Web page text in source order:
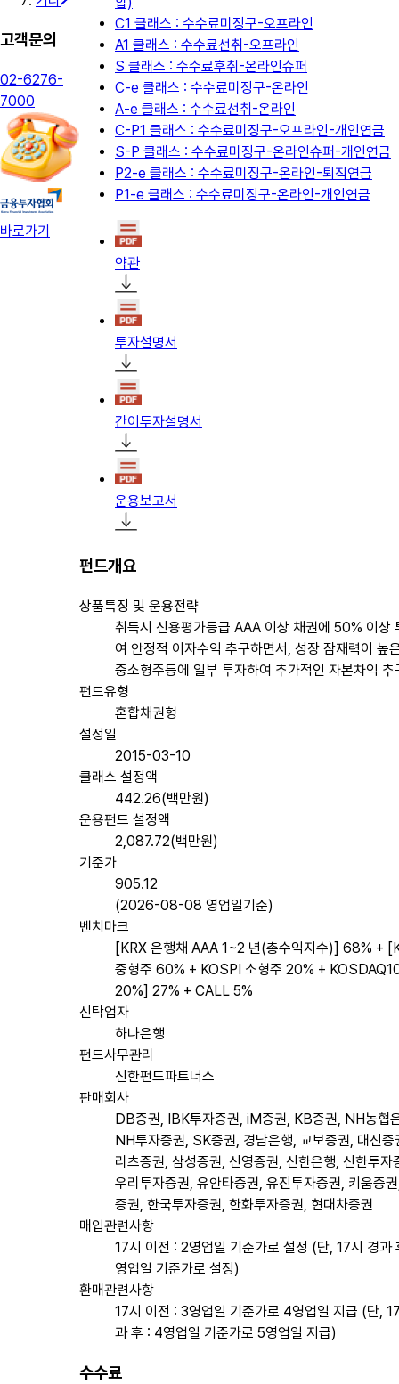
고객문의
02-6276-
7000
바로가기
C1 클래스 : 수수료미징구-오프라인
A1 클래스 : 수수료선취-오프라인
S 클래스 : 수수료후취-온라인슈퍼
C-e 클래스 : 수수료미징구-온라인
A-e 클래스 : 수수료선취-온라인
C-P1 클래스 : 수수료미징구-오프라인-개인연금
S-P 클래스 : 수수료미징구-온라인슈퍼-개인연금
P2-e 클래스 : 수수료미징구-온라인-퇴직연금
P1-e 클래스 : 수수료미징구-온라인-개인연금
약관
투자설명서
간이투자설명서
운용보고서
펀드개요
상품특징 및 운용전략
취득시 신용평가등급 AAA 이상 채권에 50% 이상
여 안정적 이자수익 추구하면서, 성장 잠재력이 높
중소형주등에 일부 투자하여 추가적인 자본차익 추
펀드유형
혼합채권형
설정일
2015-03-10
클래스 설정액
442.26(백만원)
운용펀드 설정액
2,087.72(백만원)
기준가
905.12
(2026-08-08 영업일기준)
벤치마크
[KRX 은행채 AAA 1~2 년(총수익지수)] 68% +
중형주 60% + KOSPI 소형주 20% +
20%] 27% + CALL 5%
신탁업자
하나은행
펀드사무관리
신한펀드파트너스
판매회사
DB증권, IBK투자증권, iM증권, KB증권, NH농협
NH투자증권, SK증권, 경남은행, 교보증권, 대신증
리츠증권, 삼성증권, 신영증권, 신한은행, 신한투자
우리투자증권, 유안타증권, 유진투자증권, 키움증
증권, 한국투자증권, 한화투자증권, 현대차증권
매입관련사항
17시 이전 : 2영업일 기준가로 설정 (단, 17시 경과
영업일 기준가로 설정)
환매관련사항
17시 이전 : 3영업일 기준가로 4영업일 지급 (단,
과 후 : 4영업일 기준가로 5영업일 지급)
수수료